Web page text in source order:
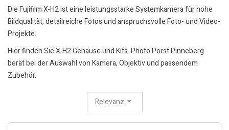
Die Fujifilm X-H2 ist eine leistungsstarke Systemkamera für hohe
Bildqualität, detailreiche Fotos und anspruchsvolle Foto- und Video-
Projekte.
Hier finden Sie X-H2 Gehäuse und Kits. Photo Porst Pinneberg
berät bei der Auswahl von Kamera, Objektiv und passendem
Zubehör.
Relevanz